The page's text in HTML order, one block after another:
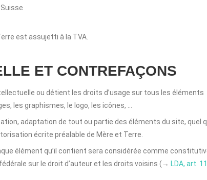
est assujetti à la TVA.
ET CONTREFAÇONS
ou détient les droits d’usage sur tous les éléments
les graphismes, le logo, les icônes, …
adaptation de tout ou partie des éléments du site, quel
écrite préalable de Mère et Terre.
élément qu’il contient sera considérée comme
sur le droit d’auteur et les droits voisins (→ LDA, art.